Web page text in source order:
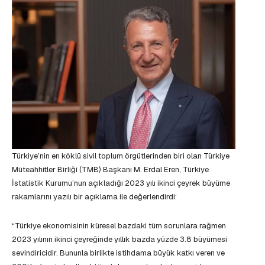
Türkiye’nin en köklü sivil toplum örgütlerinden biri olan Türkiye
Müteahhitler Birliği (TMB) Başkanı M. Erdal Eren, Türkiye
İstatistik Kurumu’nun açıkladığı 2023 yılı ikinci çeyrek büyüme
rakamlarını yazılı bir açıklama ile değerlendirdi:
“Türkiye ekonomisinin küresel bazdaki tüm sorunlara rağmen
2023 yılının ikinci çeyreğinde yıllık bazda yüzde 3.8 büyümesi
sevindiricidir. Bununla birlikte istihdama büyük katkı veren ve